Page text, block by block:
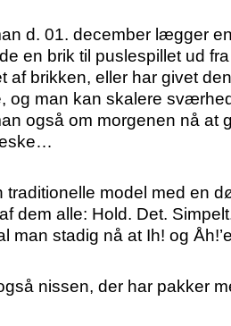
d. 01. december lægger
en brik til puslespillet ud
af brikken, eller har givet
og man kan skalere
også om morgenen nå at
traditionelle model med en
dem alle: Hold. Det.
man stadig nå at Ih! og
nissen, der har pakker